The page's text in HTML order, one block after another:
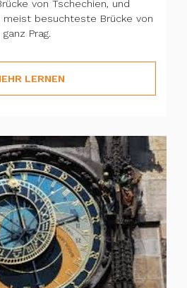
von Tschechien, und
besuchteste Brücke von
ganz Prag.
LERNEN